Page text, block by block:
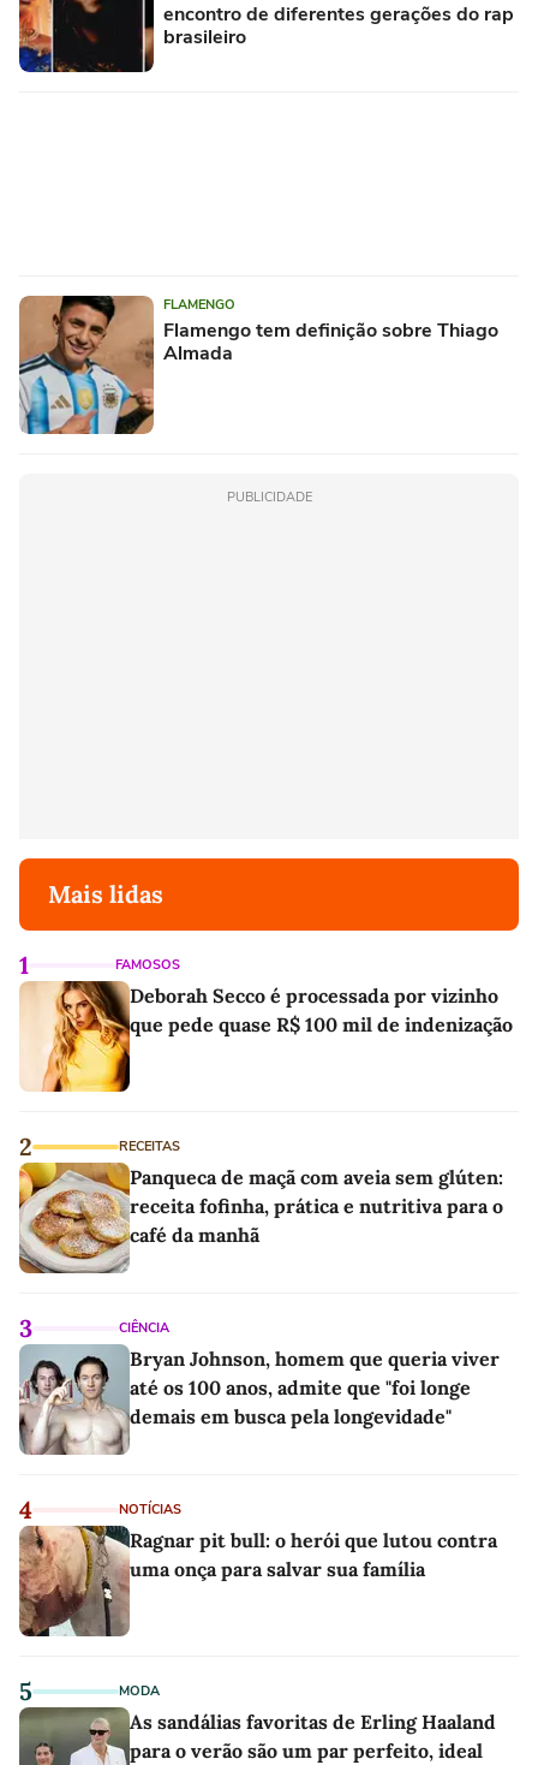
encontro de diferentes gerações do rap
brasileiro
FLAMENGO
Flamengo tem definição sobre Thiago
Almada
PUBLICIDADE
Mais lidas
1 FAMOSOS
Deborah Secco é processada por vizinho
que pede quase R$ 100 mil de indenização
2 RECEITAS
Panqueca de maçã com aveia sem glúten:
receita fofinha, prática e nutritiva para o
café da manhã
3 CIÊNCIA
Bryan Johnson, homem que queria viver
até os 100 anos, admite que "foi longe
demais em busca pela longevidade"
4 NOTÍCIAS
Ragnar pit bull: o herói que lutou contra
uma onça para salvar sua família
5 MODA
As sandálias favoritas de Erling Haaland
para o verão são um par perfeito, ideal